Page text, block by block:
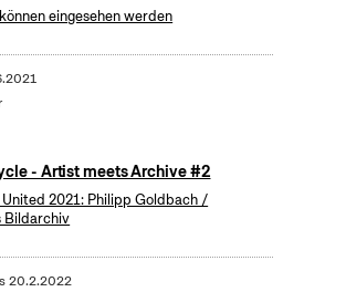
eingesehen werden
- Artist meets Archive #2
United 2021: Philipp Goldbach /
Bildarchiv
20.2.2022